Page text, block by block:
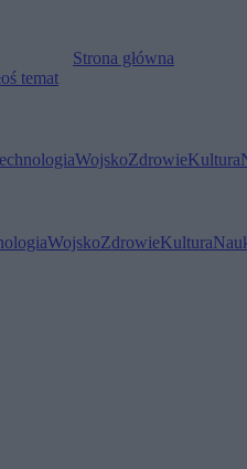
Strona główna
temat
WojskoZdrowieKultura
WojskoZdrowieKultura